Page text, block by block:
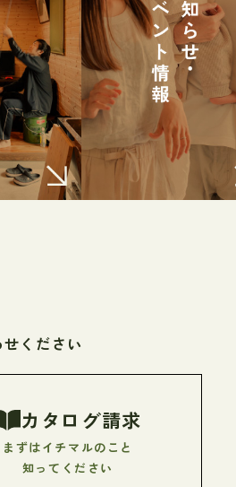
ください
カタログ請求
まずはイチマルのこと
知ってください